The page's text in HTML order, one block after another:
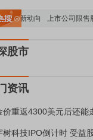
新动向 上市公司限售股解
股市
资讯
价重返4300美元后还能
树科技IPO倒计时 受益